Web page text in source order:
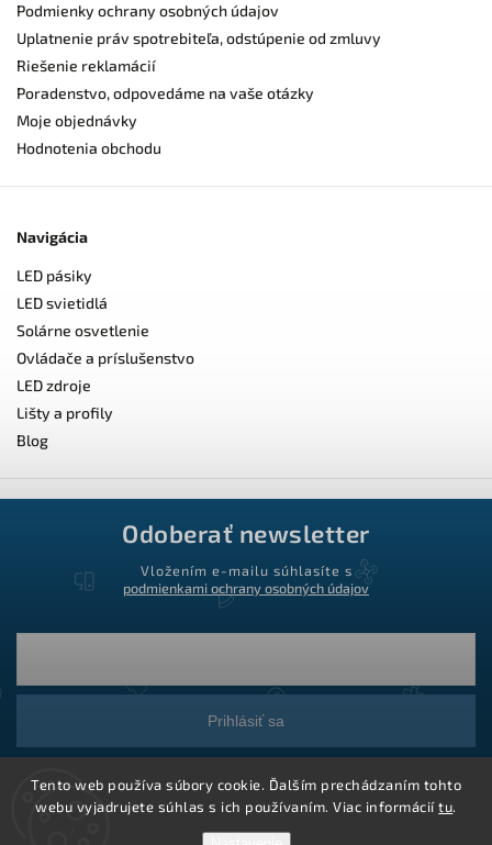
Tento web používa súbory cookie. Ďalším prechádzaním tohto
webu vyjadrujete súhlas s ich používaním. Viac informáciítu.
Podmienky ochrany osobných údajov
Uplatnenie práv spotrebiteľa, odstúpenie od zmluvy
Riešenie reklamácií
Poradenstvo, odpovedáme na vaše otázky
Moje objednávky
Hodnotenia obchodu
Navigácia
LED pásiky
LED svietidlá
Solárne osvetlenie
Ovládače a príslušenstvo
LED zdroje
Lišty a profily
Blog
Odoberať newsletter
Vložením e-mailu súhlasíte s
podmienkami ochrany osobných údajov
Prihlásiť sa